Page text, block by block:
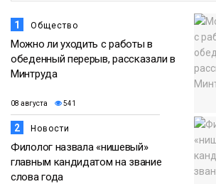
Фото
1 Общество
Можно ли уходить с работы в
обеденный перерыв, рассказали в
Минтруда
08 августа 541
2 Новости
Филолог назвала «нишевый»
главным кандидатом на звание
слова года